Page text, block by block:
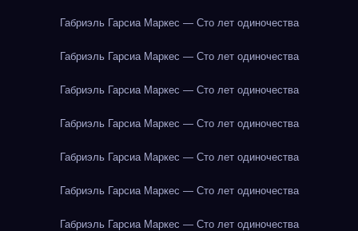
Габриэль Гарсиа Маркес — Сто лет одиночества
Габриэль Гарсиа Маркес — Сто лет одиночества
Габриэль Гарсиа Маркес — Сто лет одиночества
Габриэль Гарсиа Маркес — Сто лет одиночества
Габриэль Гарсиа Маркес — Сто лет одиночества
Габриэль Гарсиа Маркес — Сто лет одиночества
Габриэль Гарсиа Маркес — Сто лет одиночества